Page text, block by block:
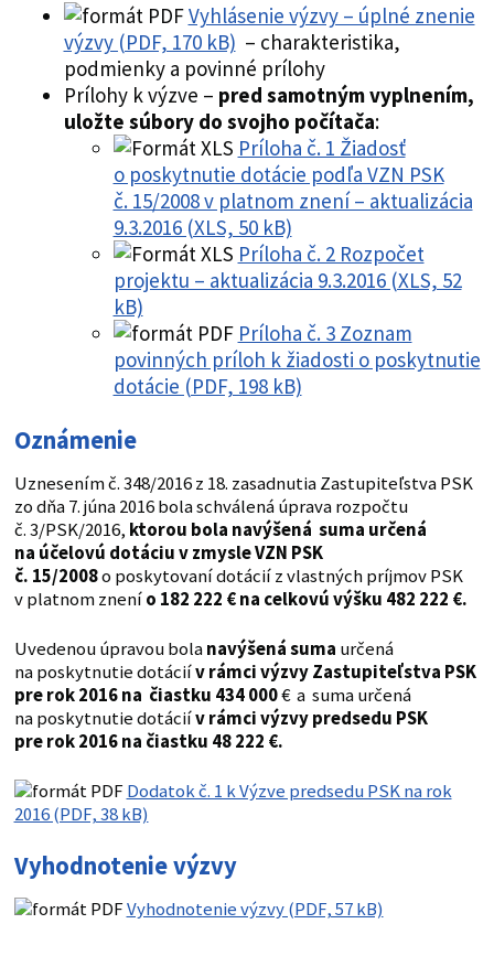
Vyhlásenie výzvy – úplné znenie
výzvy (PDF, 170 kB) – charakteristika,
podmienky a povinné prílohy
Prílohy k výzve – pred samotným vyplnením,
uložte súbory do svojho počítača:
Príloha č. 1 Žiadosť
o poskytnutie dotácie podľa VZN PSK
č. 15/2008 v platnom znení – aktualizácia
9.3.2016 (XLS, 50 kB)
Príloha č. 2 Rozpočet
projektu – aktualizácia 9.3.2016 (XLS, 52
kB)
Príloha č. 3 Zoznam
povinných príloh k žiadosti o poskytnutie
dotácie (PDF, 198 kB)
Oznámenie
Uznesením č. 348/2016 z 18. zasadnutia Zastupiteľstva PSK
zo dňa 7. júna 2016 bola schválená úprava rozpočtu
č. 3/PSK/2016, ktorou bola navýšená suma určená
na účelovú dotáciu v zmysle VZN PSK
č. 15/2008o poskytovaní dotácií z vlastných príjmov PSK
v platnom znenío 182 222 € na celkovú výšku 482 222 €.
Uvedenou úpravou bolanavýšená suma určená
na poskytnutie dotáciív rámci výzvy Zastupiteľstva PSK
pre rok 2016 na čiastku 434 000€ a suma určená
na poskytnutie dotáciív rámci výzvy predsedu PSK
pre rok 2016 na čiastku 48 222 €.
Dodatok č. 1 k Výzve predsedu PSK na rok
2016 (PDF, 38 kB)
Vyhodnotenie výzvy
Vyhodnotenie výzvy (PDF, 57 kB)